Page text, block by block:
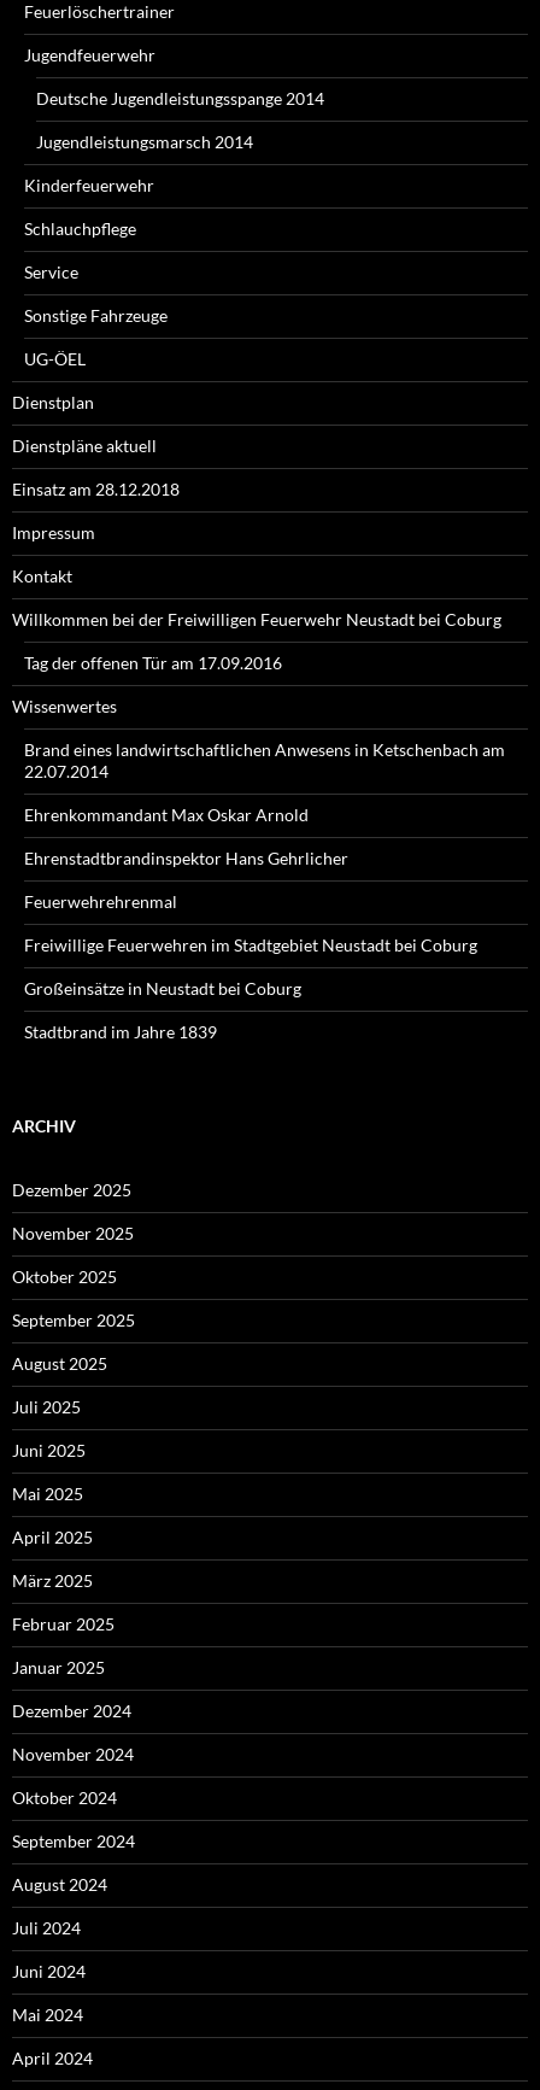
Feuerlöschertrainer
Jugendfeuerwehr
Deutsche Jugendleistungsspange 2014
Jugendleistungsmarsch 2014
Kinderfeuerwehr
Schlauchpflege
Service
Sonstige Fahrzeuge
UG-ÖEL
Dienstplan
Dienstpläne aktuell
Einsatz am 28.12.2018
Impressum
Kontakt
Willkommen bei der Freiwilligen Feuerwehr Neustadt bei Coburg
Tag der offenen Tür am 17.09.2016
Wissenwertes
Brand eines landwirtschaftlichen Anwesens in Ketschenbach am
22.07.2014
Ehrenkommandant Max Oskar Arnold
Ehrenstadtbrandinspektor Hans Gehrlicher
Feuerwehrehrenmal
Freiwillige Feuerwehren im Stadtgebiet Neustadt bei Coburg
Großeinsätze in Neustadt bei Coburg
Stadtbrand im Jahre 1839
ARCHIV
Dezember 2025
November 2025
Oktober 2025
September 2025
August 2025
Juli 2025
Juni 2025
Mai 2025
April 2025
März 2025
Februar 2025
Januar 2025
Dezember 2024
November 2024
Oktober 2024
September 2024
August 2024
Juli 2024
Juni 2024
Mai 2024
April 2024